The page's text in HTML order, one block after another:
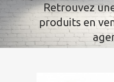
Retrouvez
produits en